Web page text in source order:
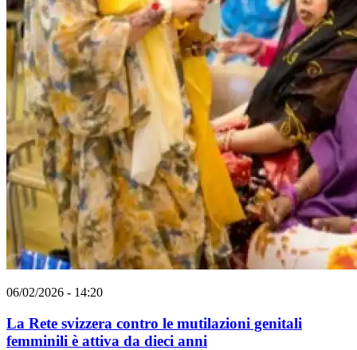
06/02/2026 - 14:20
La Rete svizzera contro le mutilazioni genitali
femminili è attiva da dieci anni